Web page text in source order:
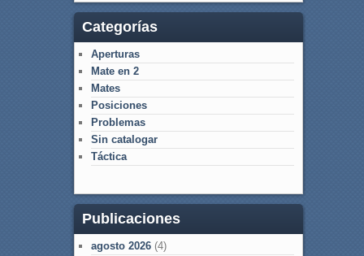
Categorías
Aperturas
Mate en 2
Mates
Posiciones
Problemas
Sin catalogar
Táctica
Publicaciones
agosto 2026(4)